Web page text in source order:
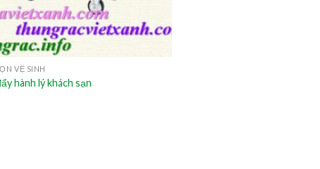
VỆ SINH
hành lý khách sạn